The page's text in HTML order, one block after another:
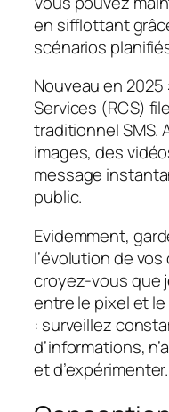
en sifflottant
scénarios
Nouveau en
Services (RCS)
traditionnel SMS.
images, des
message
public.
Evidemment,
l’évolution de
croyez-vous que
entre le pixel et
: surveillez
d’informations,
et d’expérimenter.